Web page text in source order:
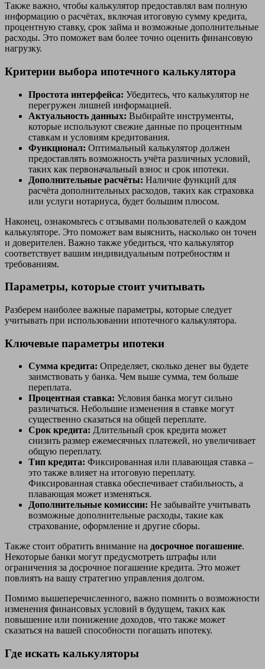
Также важно, чтобы калькулятор предоставлял вам полную
информацию о расчётах, включая итоговую сумму кредита,
процентную ставку, срок займа и возможные дополнительные
расходы. Это поможет вам более точно оценить финансовую
нагрузку.
Критерии выбора ипотечного калькулятора
Простота интерфейса: Убедитесь, что калькулятор не
перегружен лишней информацией.
Актуальность данных: Выбирайте инструменты,
которые используют свежие данные по процентным
ставкам и условиям кредитования.
Функционал: Оптимальный калькулятор должен
предоставлять возможность учёта различных условий,
таких как первоначальный взнос и срок ипотеки.
Дополнительные расчёты: Наличие функций для
расчёта дополнительных расходов, таких как страховка
или услуги нотариуса, будет большим плюсом.
Наконец, ознакомьтесь с отзывами пользователей о каждом
калькуляторе. Это поможет вам выяснить, насколько он точен
и доверителен. Важно также убедиться, что калькулятор
соответствует вашим индивидуальным потребностям и
требованиям.
Параметры, которые стоит учитывать
Разберем наиболее важные параметры, которые следует
учитывать при использовании ипотечного калькулятора.
Ключевые параметры ипотеки
Сумма кредита: Определяет, сколько денег вы будете
заимствовать у банка. Чем выше сумма, тем больше
переплата.
Процентная ставка: Условия банка могут сильно
различаться. Небольшие изменения в ставке могут
существенно сказаться на общей переплате.
Срок кредита: Длительный срок кредита может
снизить размер ежемесячных платежей, но увеличивает
общую переплату.
Тип кредита: Фиксированная или плавающая ставка –
это также влияет на итоговую переплату.
Фиксированная ставка обеспечивает стабильность, а
плавающая может изменяться.
Дополнительные комиссии: Не забывайте учитывать
возможные дополнительные расходы, такие как
страхование, оформление и другие сборы.
Также стоит обратить внимание на досрочное погашение.
Некоторые банки могут предусмотреть штрафы или
ограничения за досрочное погашение кредита. Это может
повлиять на вашу стратегию управления долгом.
Помимо вышеперечисленного, важно помнить о возможности
изменения финансовых условий в будущем, таких как
повышение или понижение доходов, что также может
сказаться на вашей способности погашать ипотеку.
Где искать калькуляторы